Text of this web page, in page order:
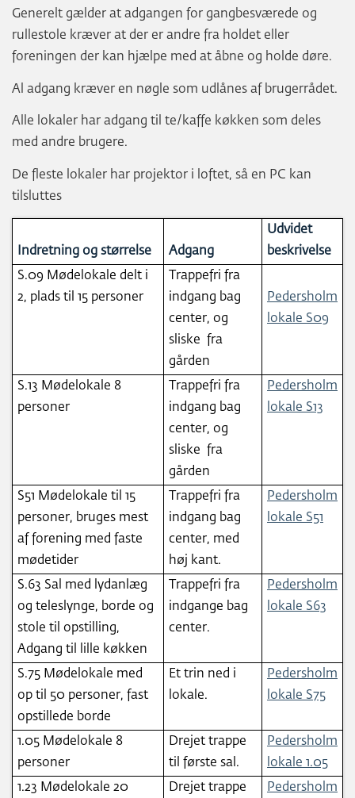
Generelt gælder at adgangen for gangbesværede og
rullestole kræver at der er andre fra holdet eller
foreningen der kan hjælpe med at åbne og holde døre.
Al adgang kræver en nøgle som udlånes af brugerrådet.
Alle lokaler har adgang til te/kaffe køkken som deles
med andre brugere.
De fleste lokaler har projektor i loftet, så en PC kan
tilsluttes
Indretning og størrelse Adgang
Udvidet
beskrivelse
S.09 Mødelokale delt i
2, plads til 15 personer
Trappefri fra
indgang bag
center, og
sliske fra
gården
Pedersholm
lokale S09
S.13 Mødelokale 8
personer
Trappefri fra
indgang bag
center, og
sliske fra
gården
Pedersholm
lokale S13
S51 Mødelokale til 15
personer, bruges mest
af forening med faste
mødetider
Trappefri fra
indgang bag
center, med
høj kant.
Pedersholm
lokale S51
S.63 Sal med lydanlæg
og teleslynge, borde og
stole til opstilling,
Adgang til lille køkken
Trappefri fra
indgange bag
center.
Pedersholm
lokale S63
S.75 Mødelokale med
op til 50 personer, fast
opstillede borde
Et trin ned i
lokale.
Pedersholm
lokale S75
1.05 Mødelokale 8
personer
Drejet trappe
til første sal.
Pedersholm
lokale 1.05
1.23 Mødelokale 20
Drejet trappe
Pedersholm